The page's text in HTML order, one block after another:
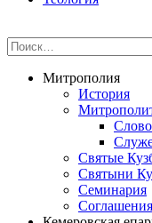
Митрополия
История
Святые
Святыни
Семинария
Соглашения